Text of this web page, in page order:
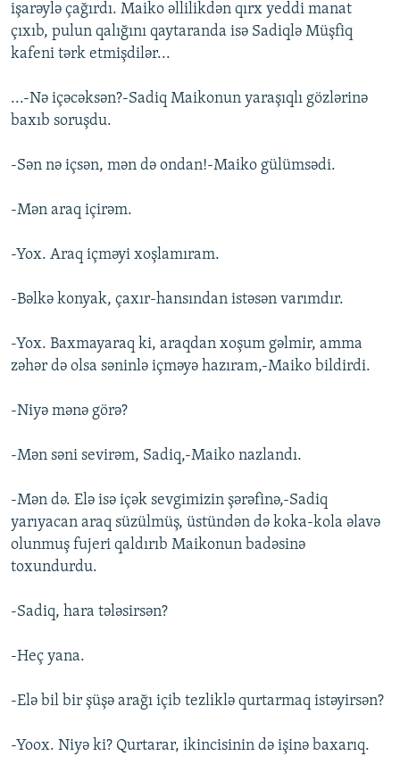
işarəylə çağırdı. Maiko əllilikdən qırx yeddi manat
çıxıb, pulun qalığını qaytaranda isə Sadiqlə Müşfiq
kafeni tərk etmişdilər...
...-Nə içəcəksən?-Sadiq Maikonun yaraşıqlı gözlərinə
baxıb soruşdu.
-Sən nə içsən, mən də ondan!-Maiko gülümsədi.
-Mən araq içirəm.
-Yox. Araq içməyi xoşlamıram.
-Bəlkə konyak, çaxır-hansından istəsən varımdır.
-Yox. Baxmayaraq ki, araqdan xoşum gəlmir, amma
zəhər də olsa səninlə içməyə hazıram,-Maiko bildirdi.
-Niyə mənə görə?
-Mən səni sevirəm, Sadiq,-Maiko nazlandı.
-Mən də. Elə isə içək sevgimizin şərəfinə,-Sadiq
yarıyacan araq süzülmüş, üstündən də koka-kola əlavə
olunmuş fujeri qaldırıb Maikonun badəsinə
toxundurdu.
-Sadiq, hara tələsirsən?
-Heç yana.
-Elə bil bir şüşə arağı içib tezliklə qurtarmaq istəyirsən?
-Yoox. Niyə ki? Qurtarar, ikincisinin də işinə baxarıq.